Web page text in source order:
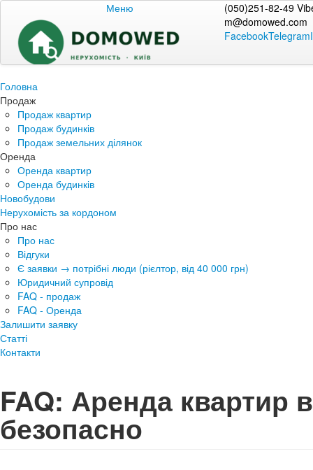
Меню
(050)251-82-49
m@domowed.com
FacebookTelegram
Головна
Продаж
Продаж квартир
Продаж будинків
Продаж земельних ділянок
Оренда
Оренда квартир
Оренда будинків
Новобудови
Нерухомість за кордоном
Про нас
Про нас
Відгуки
Є заявки → потрібні люди (рієлтор, від 40 000 грн)
Юридичний супровід
FAQ - продаж
FAQ - Оренда
Залишити заявку
Статті
Контакти
FAQ: Аренда квартир
безопасно